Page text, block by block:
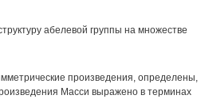
абелевой группы на множестве
произведения, определены,
Масси выражено в терминах